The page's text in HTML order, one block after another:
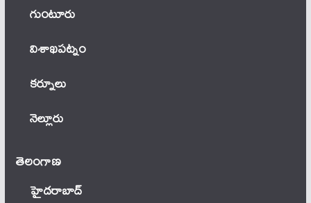
గుంటూరు
విశాఖపట్నం
కర్నూలు
నెల్లూరు
తెలంగాణ‌
హైదరాబాద్